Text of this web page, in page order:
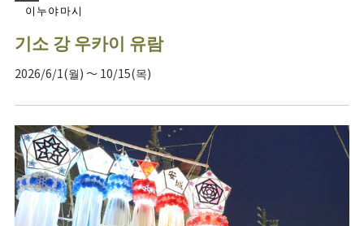
이누야마시
기소 강 우카이 유람
2026/6/1(월) ～ 10/15(목)